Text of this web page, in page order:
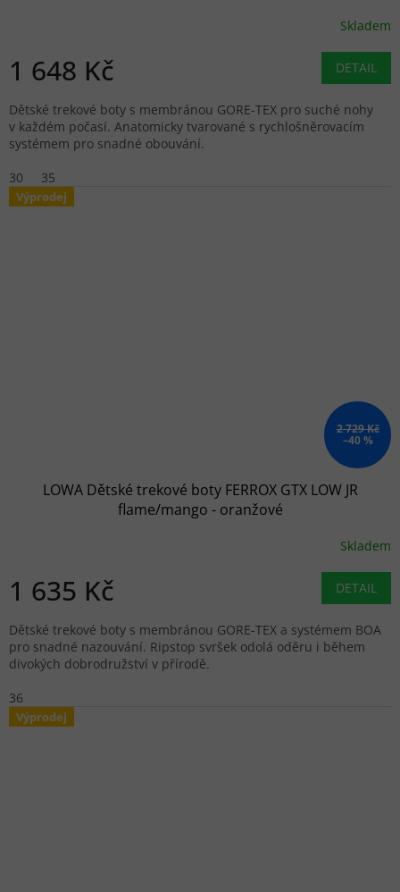
Skladem
1 648 Kč DETAIL
Dětské trekové boty s membránou GORE-TEX pro suché nohy
v každém počasí. Anatomicky tvarované s rychlošněrovacím
systémem pro snadné obouvání.
30
35
Výprodej
2 729 Kč
–40 %
LOWA Dětské trekové boty FERROX GTX LOW JR
flame/mango - oranžové
Skladem
1 635 Kč DETAIL
Dětské trekové boty s membránou GORE-TEX a systémem BOA
pro snadné nazouvání. Ripstop svršek odolá oděru i během
divokých dobrodružství v přírodě.
36
Výprodej